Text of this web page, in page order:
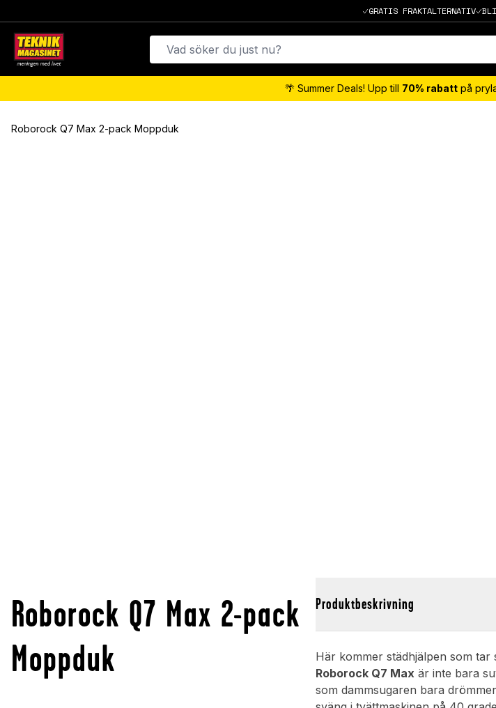
GRATIS FRAKTALTERNATIV
🌴 Summer Deals! Upp till 70% rabatt på
Roborock Q7 Max 2-pack Moppduk
Roborock Q7 Max 2-pack
Moppduk
Produktbeskrivning
Här kommer städhjälpen som
Roborock Q7 Max är inte bara
som dammsugaren bara